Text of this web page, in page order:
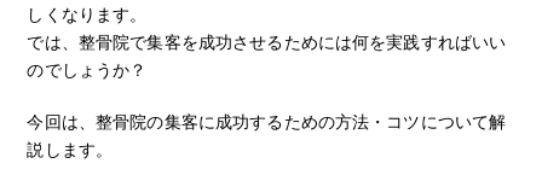
しくなります。
では、整骨院で集客を成功させるためには何を実践すればいい
のでしょうか？
今回は、整骨院の集客に成功するための方法・コツについて解
説します。